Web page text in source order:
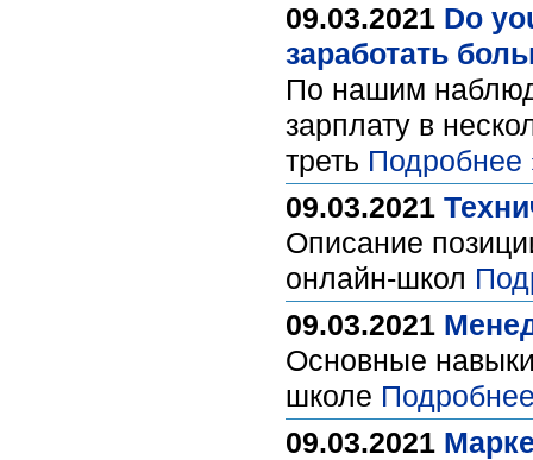
09.03.2021 Do
заработать
По нашим
зарплату в
треть Подробнее
09.03.2021
Описание
онлайн-школ
09.03.2021
Основные
школе
09.03.2021